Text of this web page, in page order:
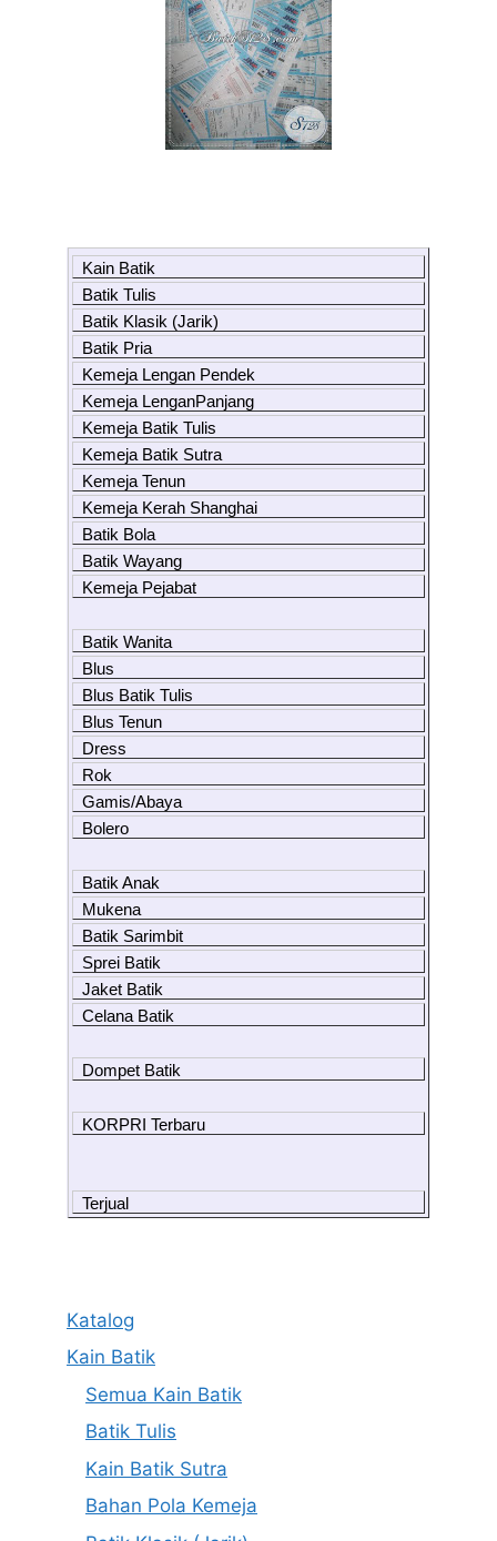
Kain Batik
Batik Tulis
Batik Klasik (Jarik)
Batik Pria
Kemeja Lengan Pendek
Kemeja LenganPanjang
Kemeja Batik Tulis
Kemeja Batik Sutra
Kemeja Tenun
Kemeja Kerah Shanghai
Batik Bola
Batik Wayang
Kemeja Pejabat
Batik Wanita
Blus
Blus Batik Tulis
Blus Tenun
Dress
Rok
Gamis/Abaya
Bolero
Batik Anak
Mukena
Batik Sarimbit
Sprei Batik
Jaket Batik
Celana Batik
Dompet Batik
KORPRI Terbaru
Terjual
Katalog
Kain Batik
Semua Kain Batik
Batik Tulis
Kain Batik Sutra
Bahan Pola Kemeja